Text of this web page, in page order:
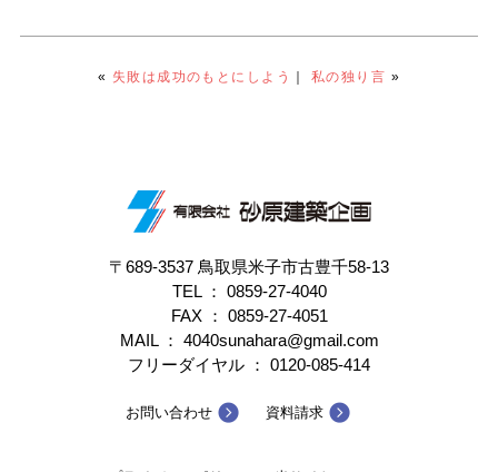
« 失敗は成功のもとにしよう ｜ 私の独り言 »
〒689-3537 鳥取県米子市古豊千58-13
TEL ： 0859-27-4040
FAX ： 0859-27-4051
MAIL ： 4040sunahara@gmail.com
フリーダイヤル ： 0120-085-414
お問い合わせ 資料請求